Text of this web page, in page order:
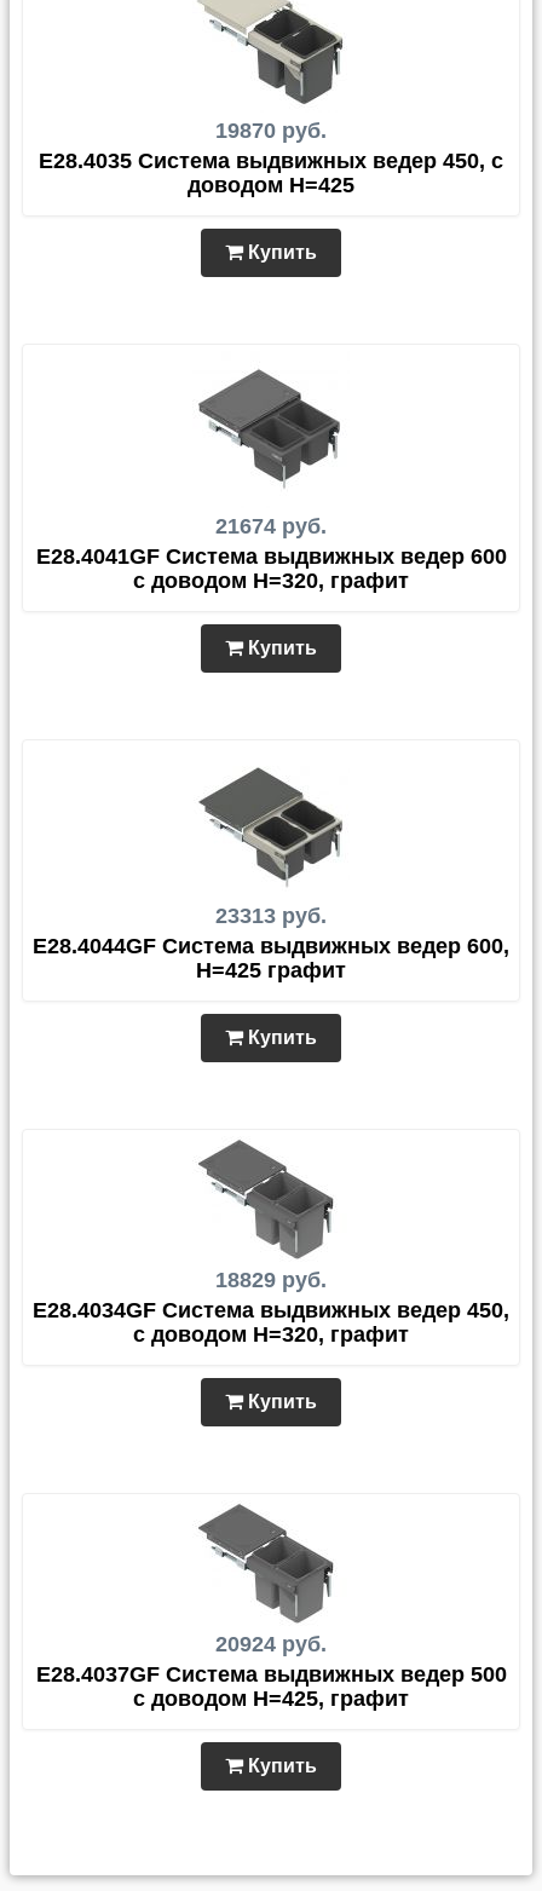
19870 руб.
E28.4035 Система выдвижных ведер 450, с
доводом H=425
Купить
21674 руб.
E28.4041GF Система выдвижных ведер 600
с доводом H=320, графит
Купить
23313 руб.
E28.4044GF Система выдвижных ведер 600,
H=425 графит
Купить
18829 руб.
E28.4034GF Система выдвижных ведер 450,
с доводом H=320, графит
Купить
20924 руб.
E28.4037GF Система выдвижных ведер 500
с доводом H=425, графит
Купить